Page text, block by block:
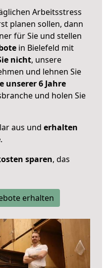
Arbeitsstress
planen sollen, dann
für Sie und stellen
in Bielefeld mit
nicht, unsere
und lehnen Sie
unserer 6 Jahre
und holen Sie
aus und erhalten
.
sparen, das
erhalten